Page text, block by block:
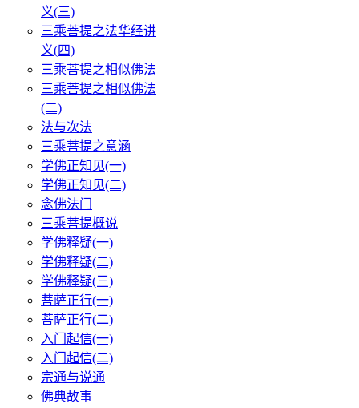
义(三)
三乘菩提之法华经讲
义(四)
三乘菩提之相似佛法
三乘菩提之相似佛法
(二)
法与次法
三乘菩提之意涵
学佛正知见(一)
学佛正知见(二)
念佛法门
三乘菩提概说
学佛释疑(一)
学佛释疑(二)
学佛释疑(三)
菩萨正行(一)
菩萨正行(二)
入门起信(一)
入门起信(二)
宗通与说通
佛典故事